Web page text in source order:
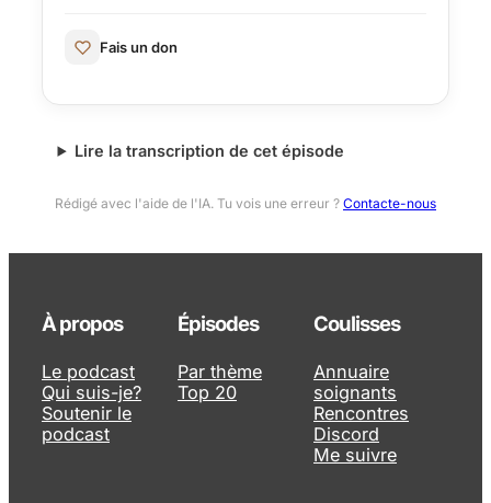
Fais un don
Lire la transcription de cet épisode
Rédigé avec l'aide de l'IA. Tu vois une erreur ? Contacte-nous
À propos
Le podcast
Qui suis-je?
Soutenir le
podcast
Épisodes
Par thème
Top 20
Coulisses
Annuaire
soignants
Rencontres
Discord
Me suivre